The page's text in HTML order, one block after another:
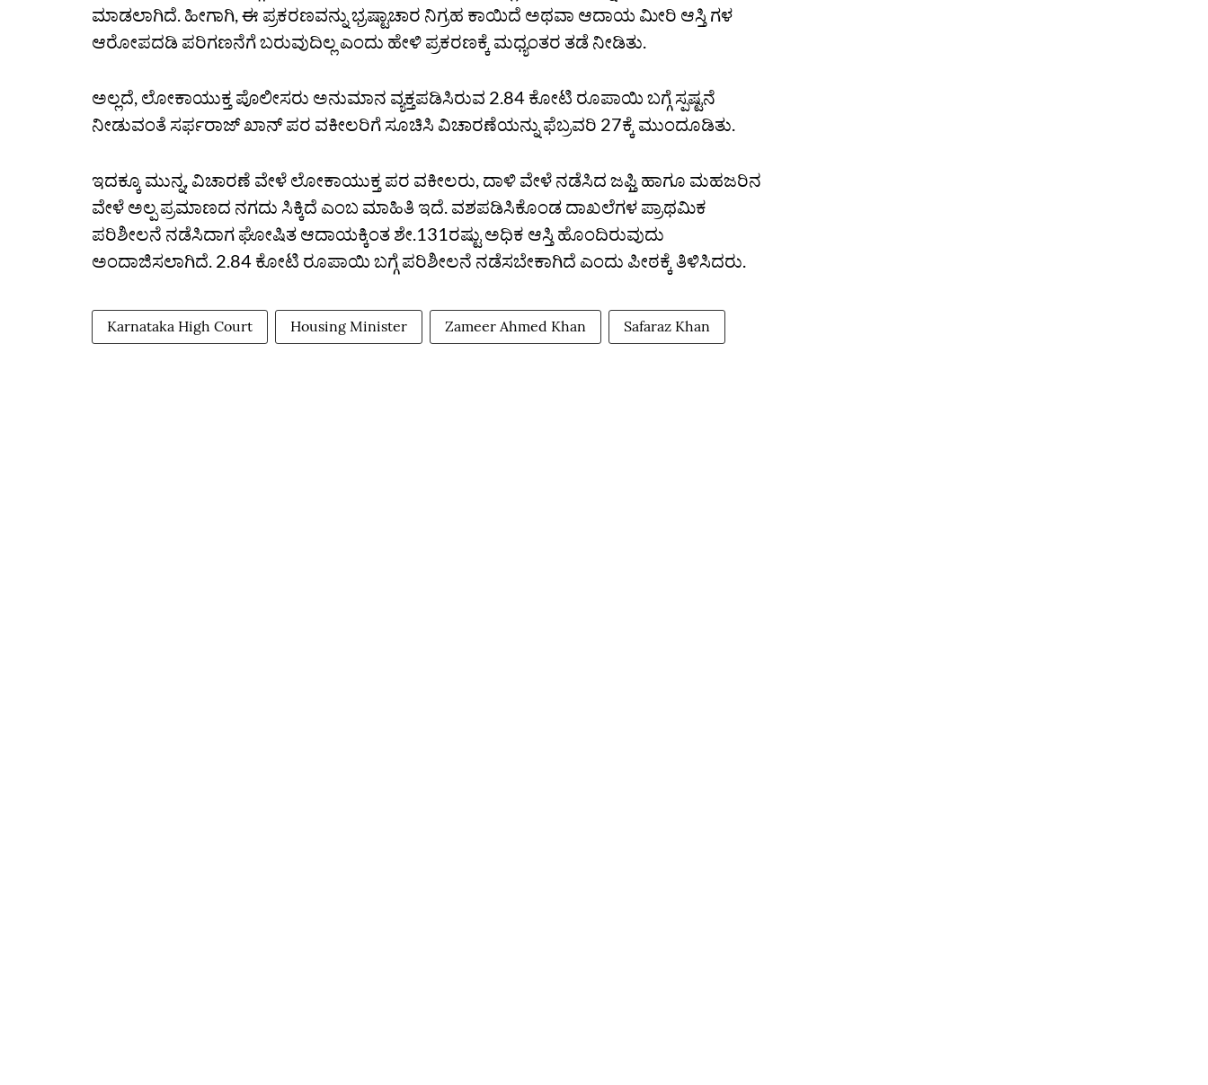
ಮಾಡಲಾಗಿದೆ. ಹೀಗಾಗಿ, ಈ ಪ್ರಕರಣವನ್ನು ಭ್ರಷ್ಟಾಚಾರ ನಿಗ್ರಹ ಕಾಯಿದೆ ಅಥವಾ ಆದಾಯ ಮೀರಿ ಆಸ್ತಿ ಗಳ
ಆರೋಪದಡಿ ಪರಿಗಣನೆಗೆ ಬರುವುದಿಲ್ಲ ಎಂದು ಹೇಳಿ ಪ್ರಕರಣಕ್ಕೆ ಮಧ್ಯಂತರ ತಡೆ ನೀಡಿತು.
ಅಲ್ಲದೆ, ಲೋಕಾಯುಕ್ತ ಪೊಲೀಸರು ಅನುಮಾನ ವ್ಯಕ್ತಪಡಿಸಿರುವ 2.84 ಕೋಟಿ ರೂಪಾಯಿ ಬಗ್ಗೆ ಸ್ಪಷ್ಟನೆ
ನೀಡುವಂತೆ ಸರ್ಫರಾಜ್ ಖಾನ್ ಪರ ವಕೀಲರಿಗೆ ಸೂಚಿಸಿ ವಿಚಾರಣೆಯನ್ನು ಫೆಬ್ರವರಿ 27ಕ್ಕೆ ಮುಂದೂಡಿತು.
ಇದಕ್ಕೂ ಮುನ್ನ, ವಿಚಾರಣೆ ವೇಳೆ ಲೋಕಾಯುಕ್ತ ಪರ ವಕೀಲರು, ದಾಳಿ ವೇಳೆ ನಡೆಸಿದ ಜಫ್ತಿ ಹಾಗೂ ಮಹಜರಿನ
ವೇಳೆ ಅಲ್ಪ ಪ್ರಮಾಣದ ನಗದು ಸಿಕ್ಕಿದೆ ಎಂಬ ಮಾಹಿತಿ ಇದೆ. ವಶಪಡಿಸಿಕೊಂಡ ದಾಖಲೆಗಳ ಪ್ರಾಥಮಿಕ
ಪರಿಶೀಲನೆ ನಡೆಸಿದಾಗ ಘೋಷಿತ ಆದಾಯಕ್ಕಿಂತ ಶೇ.131ರಷ್ಟು ಅಧಿಕ ಆಸ್ತಿ ಹೊಂದಿರುವುದು
ಅಂದಾಜಿಸಲಾಗಿದೆ. 2.84 ಕೋಟಿ ರೂಪಾಯಿ ಬಗ್ಗೆ ಪರಿಶೀಲನೆ ನಡೆಸಬೇಕಾಗಿದೆ ಎಂದು ಪೀಠಕ್ಕೆ ತಿಳಿಸಿದರು.
Karnataka High Court Housing Minister Zameer Ahmed Khan Safaraz Khan